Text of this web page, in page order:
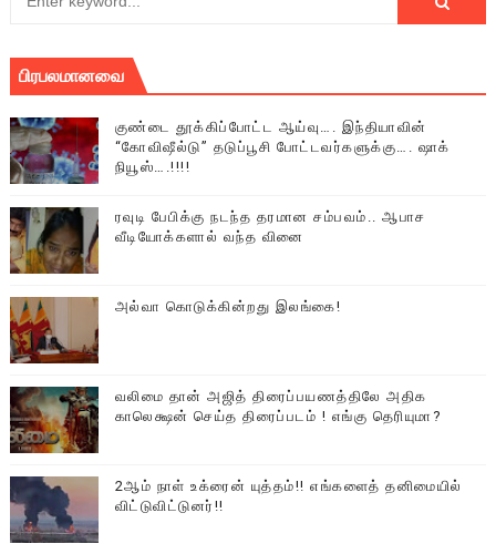
பிரபலமானவை
குண்டை தூக்கிப்போட்ட ஆய்வு…. இந்தியாவின்
“கோவிஷீல்டு” தடுப்பூசி போட்டவர்களுக்கு…. ஷாக்
நியூஸ்….!!!!
ரவுடி பேபிக்கு நடந்த தரமான சம்பவம்.. ஆபாச
வீடியோக்களால் வந்த வினை
அல்வா கொடுக்கின்றது இலங்கை!
வலிமை தான் அஜித் திரைப்பயணத்திலே அதிக
காலெக்ஷன் செய்த திரைப்படம் ! எங்கு தெரியுமா?
2ஆம் நாள் உக்ரைன் யுத்தம்!! எங்களைத் தனிமையில்
விட்டுவிட்டுனர்!!